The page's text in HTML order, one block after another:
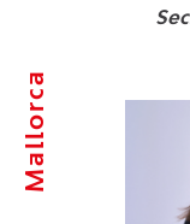
Mallorca